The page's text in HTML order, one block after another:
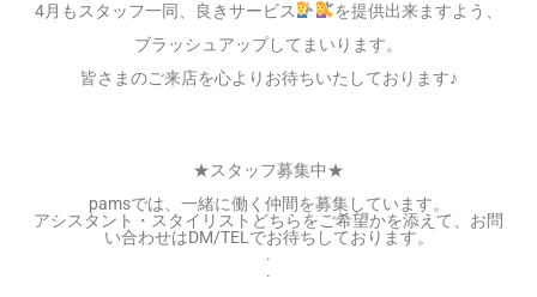
4月もスタッフ一同、良きサービス
を提供出来ますよう、
ブラッシュアップしてまいります。
皆さまのご来店を心よりお待ちいたしております♪
★スタッフ募集中★
pamsでは、一緒に働く仲間を募集しています。
アシスタント・スタイリストどちらをご希望かを添えて、 お問
い合わせはDM/TELでお待ちしております。
.
.